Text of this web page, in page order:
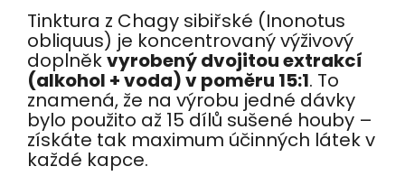
Tinktura z Chagy sibiřské (Inonotus
obliquus) je koncentrovaný výživový
doplněkvyrobený dvojitou extrakcí
(alkohol + voda) v poměru 15:1. To
znamená, že na výrobu jedné dávky
bylo použito až 15 dílů sušené houby –
získáte tak maximum účinných látek v
každé kapce.